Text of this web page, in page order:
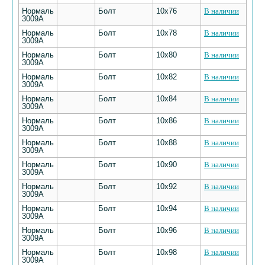
Нормаль
3009А
Болт 10х76 В наличии
Нормаль
3009А
Болт 10х78 В наличии
Нормаль
3009А
Болт 10х80 В наличии
Нормаль
3009А
Болт 10х82 В наличии
Нормаль
3009А
Болт 10х84 В наличии
Нормаль
3009А
Болт 10х86 В наличии
Нормаль
3009А
Болт 10х88 В наличии
Нормаль
3009А
Болт 10х90 В наличии
Нормаль
3009А
Болт 10х92 В наличии
Нормаль
3009А
Болт 10х94 В наличии
Нормаль
3009А
Болт 10х96 В наличии
Нормаль
3009А
Болт 10х98 В наличии